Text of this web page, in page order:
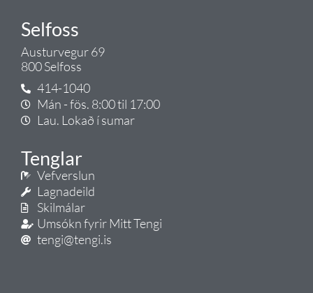
Selfoss
Austurvegur 69
800 Selfoss
414-1040
Mán - fös. 8:00 til 17:00
Lau. Lokað í sumar
Tenglar
Vefverslun
Lagnadeild
Skilmálar
Umsókn fyrir Mitt Tengi
tengi@tengi.is